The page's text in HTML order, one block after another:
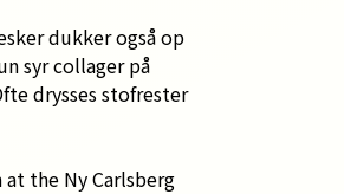
dukker også op
syr collager på
drysses stofrester
the Ny Carlsberg